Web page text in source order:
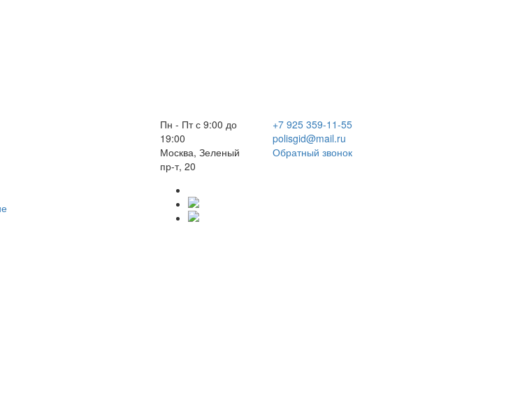
Пн - Пт с 9:00 до
19:00
Москва, Зеленый
пр-т, 20
+7 925 359-11-55
polisgid@mail.ru
Обратный звонок